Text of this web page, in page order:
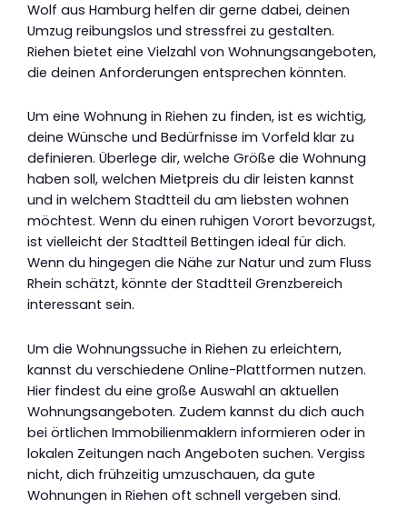
Wolf aus Hamburg helfen dir gerne dabei, deinen
Umzug reibungslos und stressfrei zu gestalten.
Riehen bietet eine Vielzahl von Wohnungsangeboten,
die deinen Anforderungen entsprechen könnten.
Um eine Wohnung in Riehen zu finden, ist es wichtig,
deine Wünsche und Bedürfnisse im Vorfeld klar zu
definieren. Überlege dir, welche Größe die Wohnung
haben soll, welchen Mietpreis du dir leisten kannst
und in welchem Stadtteil du am liebsten wohnen
möchtest. Wenn du einen ruhigen Vorort bevorzugst,
ist vielleicht der Stadtteil Bettingen ideal für dich.
Wenn du hingegen die Nähe zur Natur und zum Fluss
Rhein schätzt, könnte der Stadtteil Grenzbereich
interessant sein.
Um die Wohnungssuche in Riehen zu erleichtern,
kannst du verschiedene Online-Plattformen nutzen.
Hier findest du eine große Auswahl an aktuellen
Wohnungsangeboten. Zudem kannst du dich auch
bei örtlichen Immobilienmaklern informieren oder in
lokalen Zeitungen nach Angeboten suchen. Vergiss
nicht, dich frühzeitig umzuschauen, da gute
Wohnungen in Riehen oft schnell vergeben sind.